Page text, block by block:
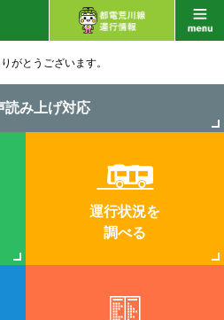
がとうございます。
読み上げ対応
運行状況を
調べる